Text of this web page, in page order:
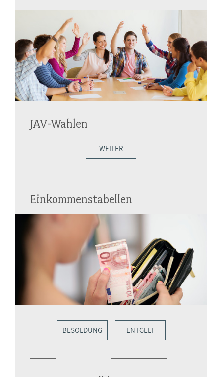
JAV-Wahlen
WEITER
Einkommenstabellen
BESOLDUNG ENTGELT